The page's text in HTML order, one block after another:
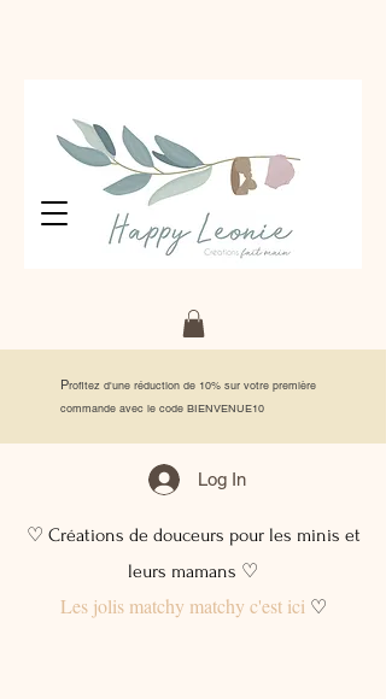
Profitez d'une réduction de 10% sur votre première
commande avec le code BIENVENUE10
Log In
♡ Créations de douceurs pour les minis et
leurs mamans ♡
Les jolis matchy matchy c'est ici♡